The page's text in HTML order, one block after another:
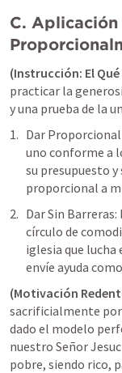
C.
(Instrucción: El Qué
practicar la
y una prueba de la
Dar
uno conforme a
su presupuesto y
proporcional a
Dar Sin
círculo de
iglesia que lucha
envíe ayuda
(Motivación
sacrificialmente
dado el modelo
nuestro Señor
pobre, siendo rico,